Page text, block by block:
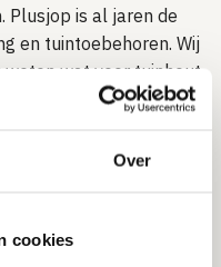
Over
cookies
Plusjop is al jaren de
en tuintoebehoren. Wij
wat voor tuinhout
u al een tijd naar de
de beste